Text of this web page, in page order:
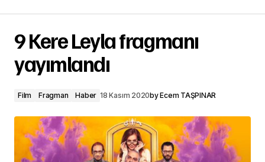
9 Kere Leyla fragmanı
yayımlandı
Film Fragman Haber 18 Kasım 2020byEcem TAŞPINAR